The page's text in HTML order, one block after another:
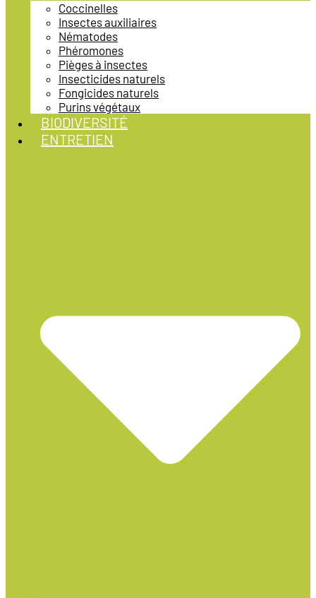
Coccinelles
Insectes auxiliaires
Nématodes
Phéromones
Pièges à insectes
Insecticides naturels
Fongicides naturels
Purins végétaux
BIODIVERSITÉ
ENTRETIEN